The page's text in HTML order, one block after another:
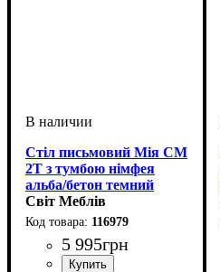
Стіл письмовий Мія СМ
2Т з тумбою німфея
альба/бетон темний
Світ Меблів
116979
5 995грн